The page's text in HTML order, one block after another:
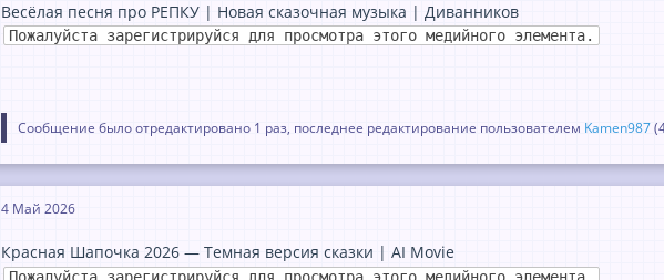
Весёлая песня про РЕПКУ | Новая сказочная музыка | Диванников
Пожалуйста зарегистрируйся для просмотра этого медийного элемента.
Сообщение было отредактировано 1 раз, последнее редактирование пользователем Kamen987(
4 Май 2026
Красная Шапочка 2026 — Темная версия сказки | AI Movie
Пожалуйста зарегистрируйся для просмотра этого медийного элемента.